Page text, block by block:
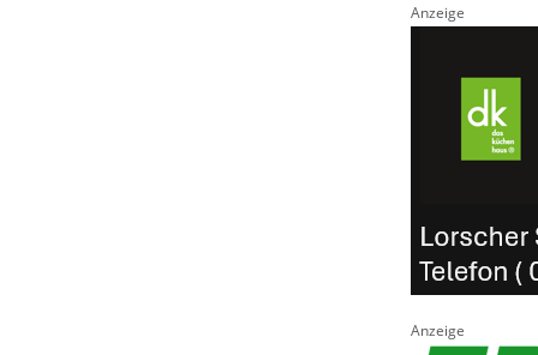
Anzeige
Anzeige